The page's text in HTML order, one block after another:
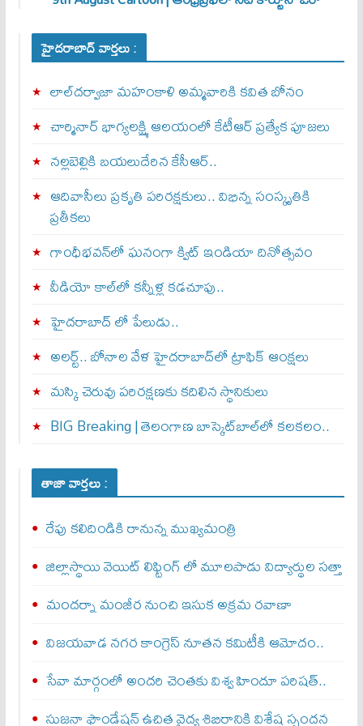
హైదరాబాద్ వార్తలు :
లాల్‌దర్వాజా మహంకాళి అమ్మవారికి కవిత బోనం
చార్మినార్‌ భాగ్యలక్ష్మి ఆలయంలో కేటీఆర్ ప్రత్యేక పూజలు
నల్లబెల్లికి బయలుదేరిన కేసీఆర్‌..
ఆదివాసీలు ప్రకృతి పరిరక్షకులు.. విభిన్న సంస్కృతికి
ప్రతీకలు
గాంధీభవన్‌లో ఘనంగా క్విట్‌ ఇండియా దినోత్సవం
వీడియో కాల్‌లో కన్నీళ్ల కడచూపు..
హైదరాబాద్ లో పేలుడు..
అలర్ట్‌.. బోనాల వేళ హైదరాబాద్‌లో ట్రాఫిక్‌ ఆంక్షలు
మస్కి చెరువు పరిరక్షణకు కదిలిన స్థానికులు
BIG Breaking | తెలంగాణ బాస్కెట్‌బాల్‌లో కలకలం..
తాజా వార్తలు :
రేపు కలిదిండికి రానున్న ముఖ్యమంత్రి
జిల్లాస్థాయి వెయిట్ లిఫ్టింగ్ లో మూలపాడు విద్యార్థుల సత్తా
మందర్నా మంజీర నుంచి ఇసుక అక్రమ రవాణా
విజయవాడ నగర కాంగ్రెస్ నూతన కమిటీకి ఆమోదం..
సేవా మార్గంలో అందరి చెంతకు విశ్వ హిందూ పరిషత్..
సుజనా ఫౌండేషన్ ఉచిత వైద్య శిబిరానికి విశేష స్పందన